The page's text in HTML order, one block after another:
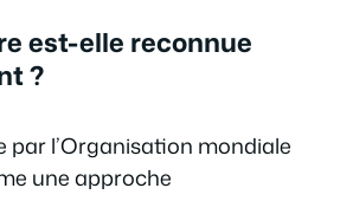
est-elle reconnue
?
par l’Organisation mondiale
une approche